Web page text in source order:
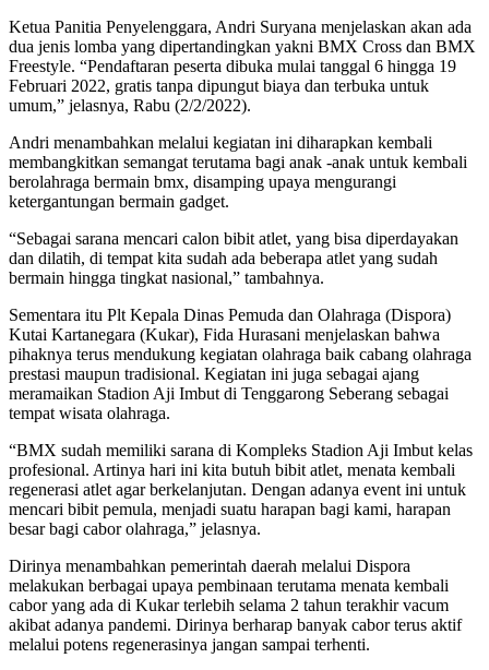
Ketua Panitia Penyelenggara, Andri Suryana menjelaskan akan ada
dua jenis lomba yang dipertandingkan yakni BMX Cross dan BMX
Freestyle. “Pendaftaran peserta dibuka mulai tanggal 6 hingga 19
Februari 2022, gratis tanpa dipungut biaya dan terbuka untuk
umum,” jelasnya, Rabu (2/2/2022).
Andri menambahkan melalui kegiatan ini diharapkan kembali
membangkitkan semangat terutama bagi anak -anak untuk kembali
berolahraga bermain bmx, disamping upaya mengurangi
ketergantungan bermain gadget.
“Sebagai sarana mencari calon bibit atlet, yang bisa diperdayakan
dan dilatih, di tempat kita sudah ada beberapa atlet yang sudah
bermain hingga tingkat nasional,” tambahnya.
Sementara itu Plt Kepala Dinas Pemuda dan Olahraga (Dispora)
Kutai Kartanegara (Kukar), Fida Hurasani menjelaskan bahwa
pihaknya terus mendukung kegiatan olahraga baik cabang olahraga
prestasi maupun tradisional. Kegiatan ini juga sebagai ajang
meramaikan Stadion Aji Imbut di Tenggarong Seberang sebagai
tempat wisata olahraga.
“BMX sudah memiliki sarana di Kompleks Stadion Aji Imbut kelas
profesional. Artinya hari ini kita butuh bibit atlet, menata kembali
regenerasi atlet agar berkelanjutan. Dengan adanya event ini untuk
mencari bibit pemula, menjadi suatu harapan bagi kami, harapan
besar bagi cabor olahraga,” jelasnya.
Dirinya menambahkan pemerintah daerah melalui Dispora
melakukan berbagai upaya pembinaan terutama menata kembali
cabor yang ada di Kukar terlebih selama 2 tahun terakhir vacum
akibat adanya pandemi. Dirinya berharap banyak cabor terus aktif
melalui potens regenerasinya jangan sampai terhenti.